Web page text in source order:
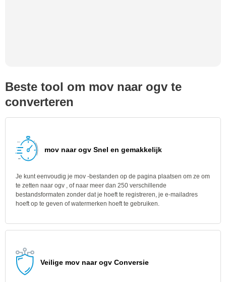
Beste tool om mov naar ogv te
converteren
mov naar ogv Snel en gemakkelijk
Je kunt eenvoudig je mov -bestanden op de pagina plaatsen om ze om
te zetten naar ogv , of naar meer dan 250 verschillende
bestandsformaten zonder dat je hoeft te registreren, je e-mailadres
hoeft op te geven of watermerken hoeft te gebruiken.
Veilige mov naar ogv Conversie